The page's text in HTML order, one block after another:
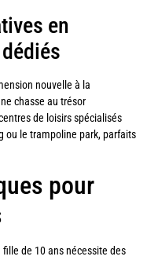
en
nouvelle à la
chasse au trésor
de loisirs spécialisés
ou le trampoline park, parfaits
pour
fille de 10 ans nécessite des